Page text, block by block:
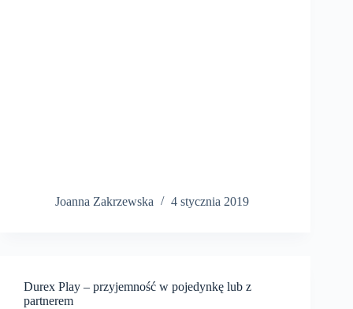
Joanna Zakrzewska 4 stycznia 2019
Durex Play – przyjemność w pojedynkę lub z
partnerem